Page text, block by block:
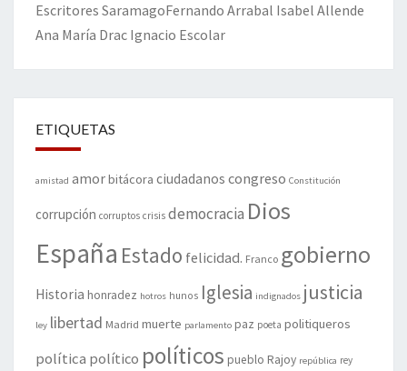
Escritores SaramagoFernando Arrabal Isabel Allende
Ana María Drac Ignacio Escolar
ETIQUETAS
amistad amorbitácora ciudadanos congreso Constitución
corrupción corruptos crisis democracia Dios
España Estado felicidad. Franco gobierno
Historia honradez hotros hunos Iglesia indignados justicia
ley libertad Madrid muerte parlamento paz poeta politiqueros
política político políticos pueblo Rajoy república rey